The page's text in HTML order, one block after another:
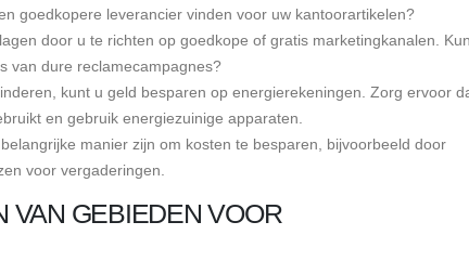
goedkopere leverancier vinden voor uw kantoorartikelen?
door u te richten op goedkope of gratis marketingkanalen.
van dure reclamecampagnes?
kunt u geld besparen op energierekeningen. Zorg ervoor
en gebruik energiezuinige apparaten.
manier zijn om kosten te besparen, bijvoorbeeld door
voor vergaderingen.
VAN GEBIEDEN VOOR